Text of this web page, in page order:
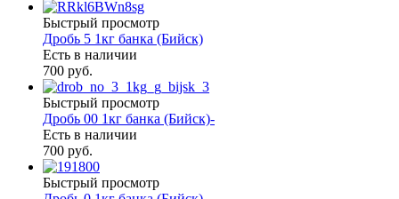
Быстрый просмотр
Дробь 5 1кг банка (Бийск)
Есть в наличии
700 руб.
Быстрый просмотр
Дробь 00 1кг банка (Бийск)-
Есть в наличии
700 руб.
Быстрый просмотр